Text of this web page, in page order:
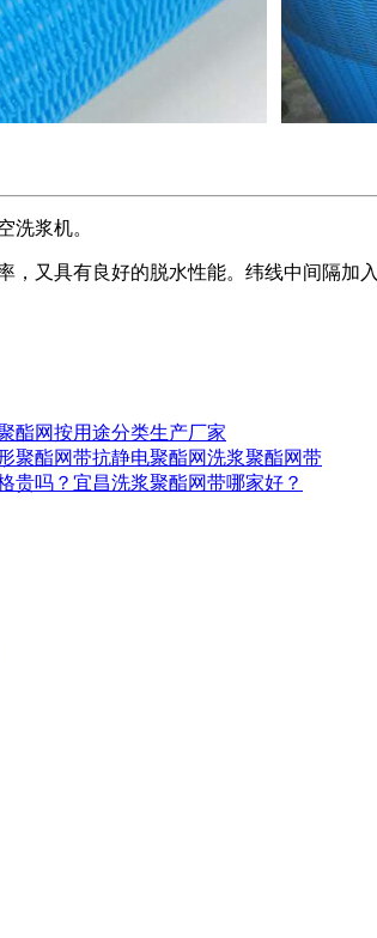
洗浆机。
又具有良好的脱水性能。纬线中间隔
酯网按用途分类生产厂家
聚酯网带抗静电聚酯网洗浆聚酯网带
贵吗？ 宜昌洗浆聚酯网带哪家好？